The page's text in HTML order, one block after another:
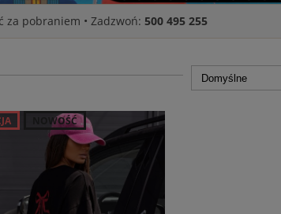
za pobraniem • Zadzwoń: 500 495 255
NOWOŚĆ